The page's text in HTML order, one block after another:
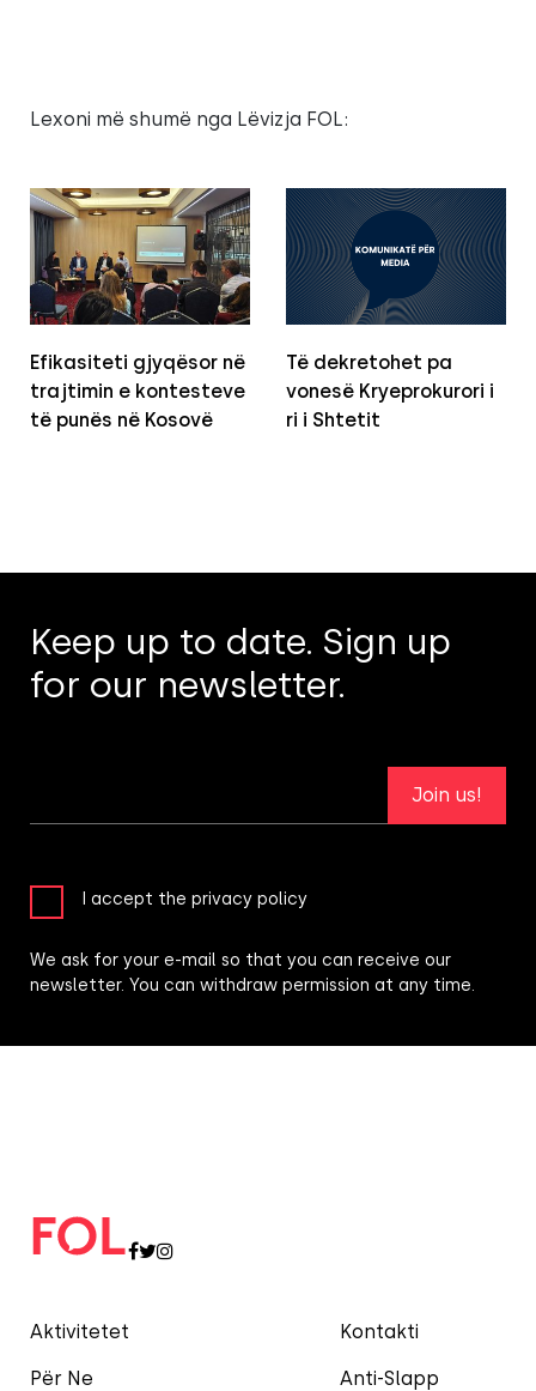
Lexoni më shumë nga Lëvizja FOL:
Efikasiteti gjyqësor në
trajtimin e kontesteve
të punës në Kosovë
Të dekretohet pa
vonesë Kryeprokurori i
ri i Shtetit
Aktivitetet
Për Ne
Kontakti
Anti-Slapp
Keep up to date. Sign up
for our newsletter.
Join us!
I accept the privacy policy
We ask for your e-mail so that you can receive our
newsletter. You can withdraw permission at any time.